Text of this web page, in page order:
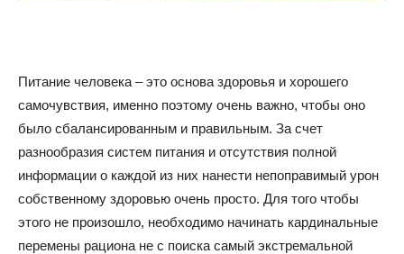
похудения
Питание человека – это основа здоровья и хорошего
самочувствия, именно поэтому очень важно, чтобы оно
было сбалансированным и правильным. За счет
разнообразия систем питания и отсутствия полной
информации о каждой из них нанести непоправимый урон
собственному здоровью очень просто. Для того чтобы
этого не произошло, необходимо начинать кардинальные
перемены рациона не с поиска самый экстремальной